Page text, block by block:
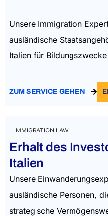
Unsere Immigration
ausländische
Italien für Bildungszwecke
ZUM SERVICE GEHEN
IMMIGRATION LAW
Erhalt des
Italien
Unsere
ausländische Personen,
strategische